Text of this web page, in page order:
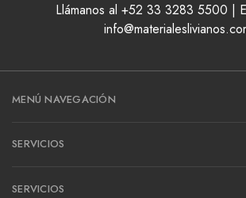
Llámanos al +52 33 3283 5500 |
MENÚ NAVEGACIÓN
SERVICIOS
SERVICIOS